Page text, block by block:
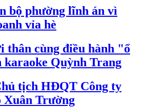
bộ phường lĩnh án vì
vỉa hè
thân cùng điều hành "ổ
karaoke Quỳnh Trang
tịch HĐQT Công ty
Xuân Trường